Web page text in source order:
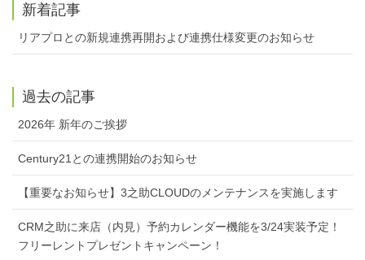
新着記事
リアプロとの新規連携再開および連携仕様変更のお知らせ
過去の記事
2026年 新年のご挨拶
Century21との連携開始のお知らせ
【重要なお知らせ】3之助CLOUDのメンテナンスを実施します
CRM之助に来店（内見）予約カレンダー機能を3/24実装予定！
フリーレントプレゼントキャンペーン！